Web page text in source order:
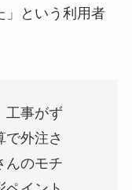
」という利用者
工事がず
で外注さ
んのモチ